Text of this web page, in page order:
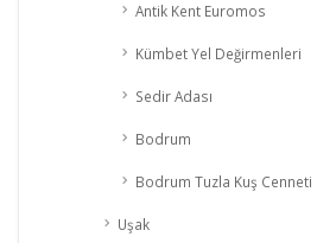
Antik Kent Euromos
Kümbet Yel Değirmenleri
Sedir Adası
Bodrum
Bodrum Tuzla Kuş Cenneti
Uşak